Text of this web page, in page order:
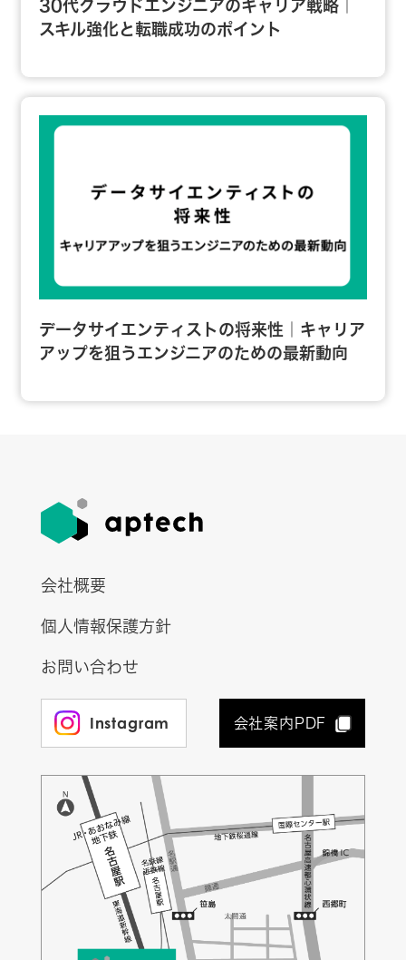
30代クラウドエンジニアのキャリア戦略｜
スキル強化と転職成功のポイント
データサイエンティストの将来性｜キャリア
アップを狙うエンジニアのための最新動向
会社概要
個人情報保護方針
お問い合わせ
Instagram 会社案内PDF